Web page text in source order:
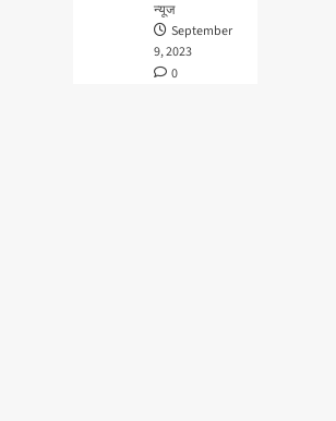
न्यूज
September
9, 2023
0